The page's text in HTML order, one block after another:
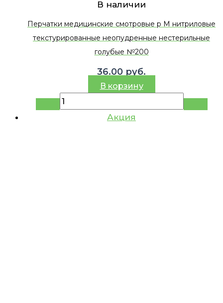
В наличии
Перчатки медицинские смотровые р M нитриловые
текстурированные неопудренные нестерильные
голубые №200
36.00 руб.
В корзину
Акция